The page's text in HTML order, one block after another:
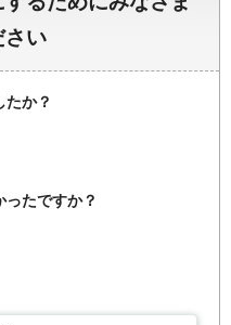
さい
たか？
たですか？